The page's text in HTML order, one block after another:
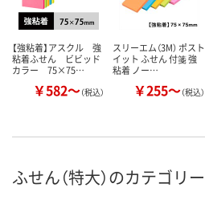
【強粘着】アスクル 強
粘着ふせん ビビッド
カラー 75×75…
￥582～（税込）
スリーエム（3M） ポスト
イット ふせん 付箋 強
粘着 ノー…
￥255～（税込）
ふせん（特大）のカテゴリー